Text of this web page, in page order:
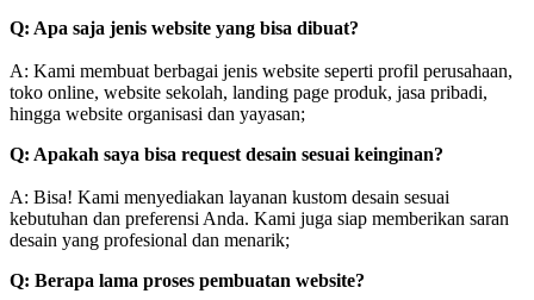
Q: Apa saja jenis website yang bisa dibuat?
A: Kami membuat berbagai jenis website seperti profil perusahaan,
toko online, website sekolah, landing page produk, jasa pribadi,
hingga website organisasi dan yayasan;
Q: Apakah saya bisa request desain sesuai keinginan?
A: Bisa! Kami menyediakan layanan kustom desain sesuai
kebutuhan dan preferensi Anda. Kami juga siap memberikan saran
desain yang profesional dan menarik;
Q: Berapa lama proses pembuatan website?